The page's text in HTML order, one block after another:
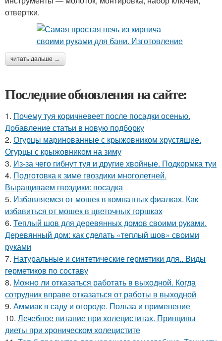
отвертки.
читать дальше →
Последние обновления на сайте:
1. Почему туя коричневеет после посадки осенью.
Добавление статьи в новую подборку
2. Огурцы маринованные с крыжовником хрустящие.
Огурцы с крыжовником на зиму
3. Из-за чего гибнут туя и другие хвойные. Подкормка туи
4. Подготовка к зиме гвоздики многолетней.
Выращиваем гвоздики: посадка
5. Избавляемся от мошек в комнатных фиалках. Как
избавиться от мошек в цветочных горшках
6. Теплый шов для деревянных домов своими руками.
Деревянный дом: как сделать «теплый шов» своими
руками
7. Натуральные и синтетические герметики для.. Виды
герметиков по составу
8. Можно ли отказаться работать в выходной. Когда
сотрудник вправе отказаться от работы в выходной
9. Аммиак в саду и огороде. Польза и применение
10. Лечебное питание при холециститах. Принципы
диеты при хроническом холецистите